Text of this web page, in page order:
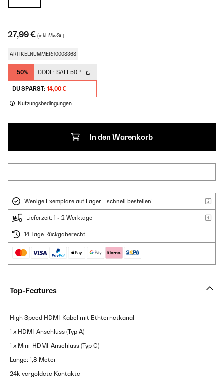
27,99 € (inkl. MwSt.)
ARTIKELNUMMER: 10008368
-50% CODE: SALE50P
DU SPARST: 14,00 €
Nutzungsbedingungen
In den Warenkorb
Wenige Exemplare auf Lager - schnell bestellen!
Lieferzeit: 1 - 2 Werktage
14 Tage Rückgaberecht
Top-Features
High Speed HDMI-Kabel mit Ethternetkanal
1 x HDMI-Anschluss (Typ A)
1 x Mini-HDMI-Anschluss (Typ C)
Länge: 1,8 Meter
24k vergoldete Kontakte